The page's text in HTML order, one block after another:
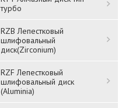
турбо
RZB Лепестковый
шлифовальный
диск(Zirconium)
RZF Лепестковый
шлифовальный диск
(Aluminia)